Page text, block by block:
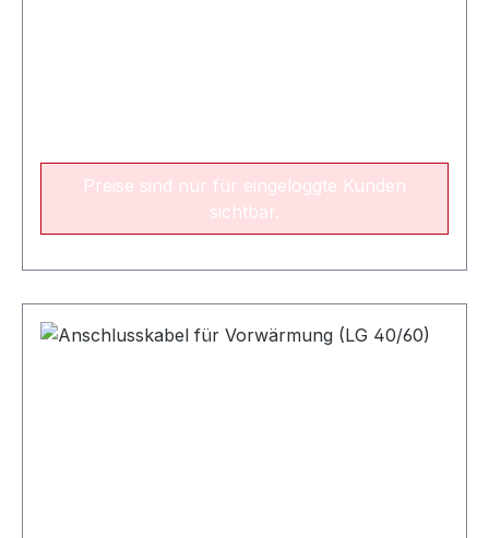
Preise sind nur für eingeloggte Kunden
sichtbar.